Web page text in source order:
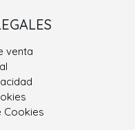
venta
Cookies